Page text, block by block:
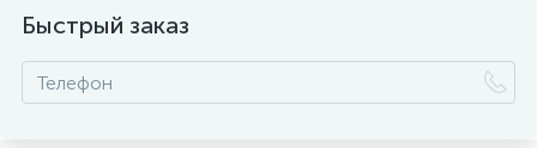
Быстрый заказ